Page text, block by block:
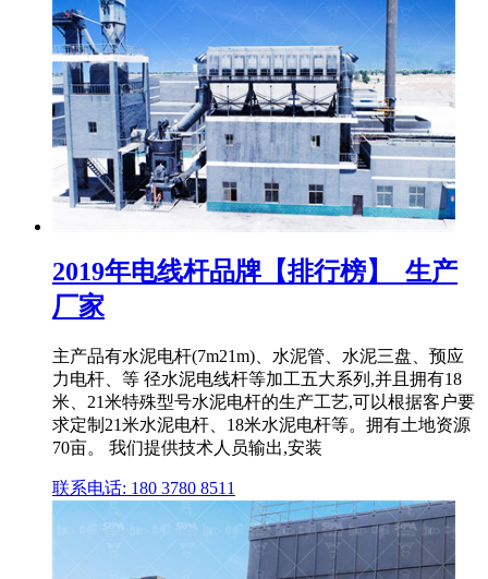
2019年电线杆品牌【排行榜】_生产
厂家
主产品有水泥电杆(7m21m)、水泥管、水泥三盘、预应
力电杆、等 径水泥电线杆等加工五大系列,并且拥有18
米、21米特殊型号水泥电杆的生产工艺,可以根据客户要
求定制21米水泥电杆、18米水泥电杆等。拥有土地资源
70亩。 我们提供技术人员输出,安装
联系电话: 180 3780 8511